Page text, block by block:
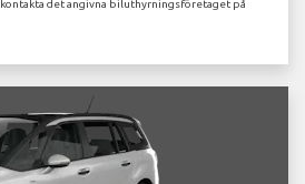
det angivna biluthyrningsföretaget på